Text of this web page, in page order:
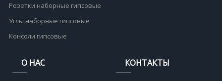
Розетки наборные гипсовые
Углы наборные гипсовые
Консоли гипсовые
О НАС КОНТАКТЫ